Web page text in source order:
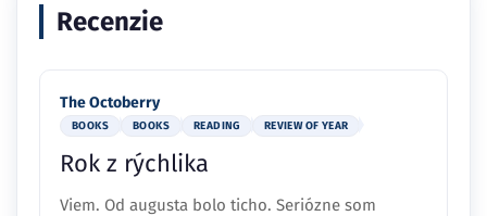
Recenzie
The Octoberry
BOOKS BOOKS READING REVIEW OF YEAR
Rok z rýchlika
Viem. Od augusta bolo ticho. Seriózne som